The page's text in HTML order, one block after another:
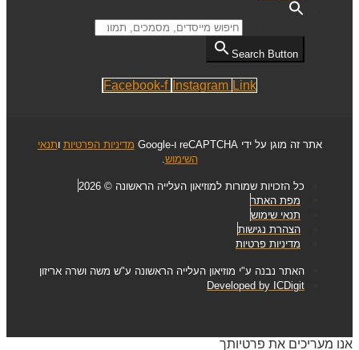
Search Button
Facebook-f Instagram Link
אתר זה מוגן על ידי reCAPTCHA ו-Google מדיניות הפרטיות ותנאי
השימוש
כל הזכויות שמורות למוזיאון העלייה הראשונה © 2026
מפת האתר
תנאי שימוש
הצהרת נגישות
מדיניות פרטיות
האתר נבנה ע"י מוזיאון העלייה הראשונה ע"ש משה ושרה אריזון
Developed by ICDigit
אנו מעריכים את פרטיותך